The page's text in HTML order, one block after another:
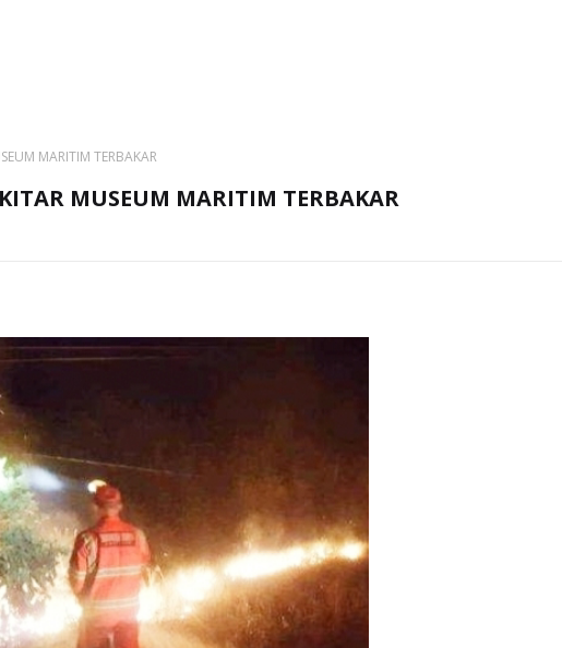
MARITIM TERBAKAR
MUSEUM MARITIM TERBAKAR